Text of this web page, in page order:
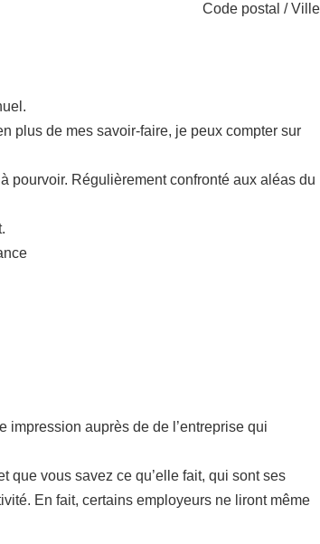
Code postal / Ville
plus de mes savoir-faire, je peux compter sur
pourvoir. Régulièrement confronté aux aléas du
impression auprès de de l’entreprise qui
que vous savez ce qu’elle fait, qui sont ses
En fait, certains employeurs ne liront même